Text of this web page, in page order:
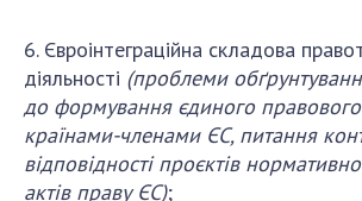
6. Євроінтеграційна складова
діяльності (проблеми
до формування єдиного
країнами-членами ЄС, питання
відповідності проєктів
актів праву ЄС);